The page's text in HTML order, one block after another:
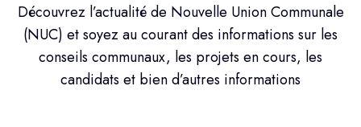
Découvrez l’actualité de Nouvelle Union Communale
(NUC) et soyez au courant des informations sur les
conseils communaux, les projets en cours, les
candidats et bien d’autres informations